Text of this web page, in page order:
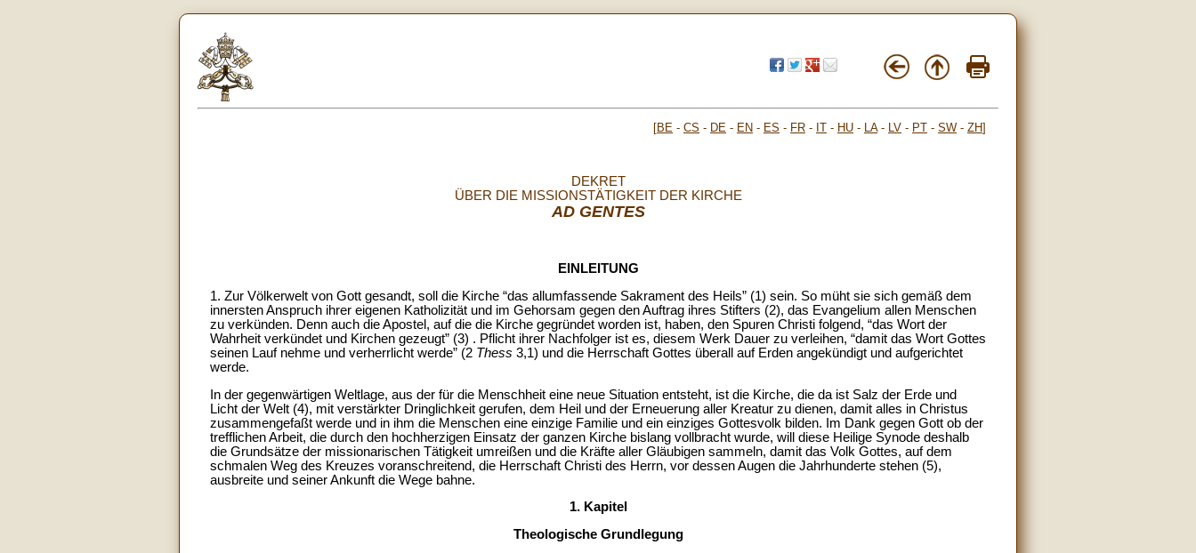
[BE - CS - DE - EN - ES - FR - IT - HU - LA- LV - PT - SW - ZH]
DEKRET
ÜBER DIE MISSIONSTÄTIGKEIT DER KIRCHE
AD GENTES
EINLEITUNG
1. Zur Völkerwelt von Gott gesandt, soll die Kirche “das allumfassende Sakrament des Heils” (1) sein. So müht sie sich gemäß dem
innersten Anspruch ihrer eigenen Katholizität und im Gehorsam gegen den Auftrag ihres Stifters (2), das Evangelium allen Menschen
zu verkünden. Denn auch die Apostel, auf die die Kirche gegründet worden ist, haben, den Spuren Christi folgend, “das Wort der
Wahrheit verkündet und Kirchen gezeugt” (3) . Pflicht ihrer Nachfolger ist es, diesem Werk Dauer zu verleihen, “damit das Wort Gottes
seinen Lauf nehme und verherrlicht werde” (2 Thess 3,1) und die Herrschaft Gottes überall auf Erden angekündigt und aufgerichtet
werde.
In der gegenwärtigen Weltlage, aus der für die Menschheit eine neue Situation entsteht, ist die Kirche, die da ist Salz der Erde und
Licht der Welt (4), mit verstärkter Dringlichkeit gerufen, dem Heil und der Erneuerung aller Kreatur zu dienen, damit alles in Christus
zusammengefaßt werde und in ihm die Menschen eine einzige Familie und ein einziges Gottesvolk bilden. Im Dank gegen Gott ob der
trefflichen Arbeit, die durch den hochherzigen Einsatz der ganzen Kirche bislang vollbracht wurde, will diese Heilige Synode deshalb
die Grundsätze der missionarischen Tätigkeit umreißen und die Kräfte aller Gläubigen sammeln, damit das Volk Gottes, auf dem
schmalen Weg des Kreuzes voranschreitend, die Herrschaft Christi des Herrn, vor dessen Augen die Jahrhunderte stehen (5),
ausbreite und seiner Ankunft die Wege bahne.
1. Kapitel
Theologische Grundlegung